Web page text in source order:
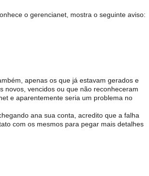
o gerencianet, mostra o seguinte aviso:
apenas os que já estavam gerados e
novos, vencidos ou que não reconheceram
e aparentemente seria um problema no
ana sua conta, acredito que a falha
com os mesmos para pegar mais detalhes